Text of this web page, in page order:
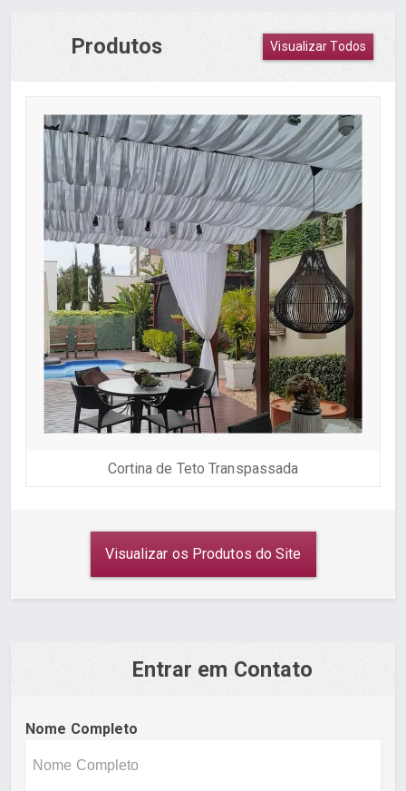
Produtos Visualizar Todos
Cortina de Teto Transpassada
Visualizar os Produtos do Site
Entrar em Contato
Nome Completo